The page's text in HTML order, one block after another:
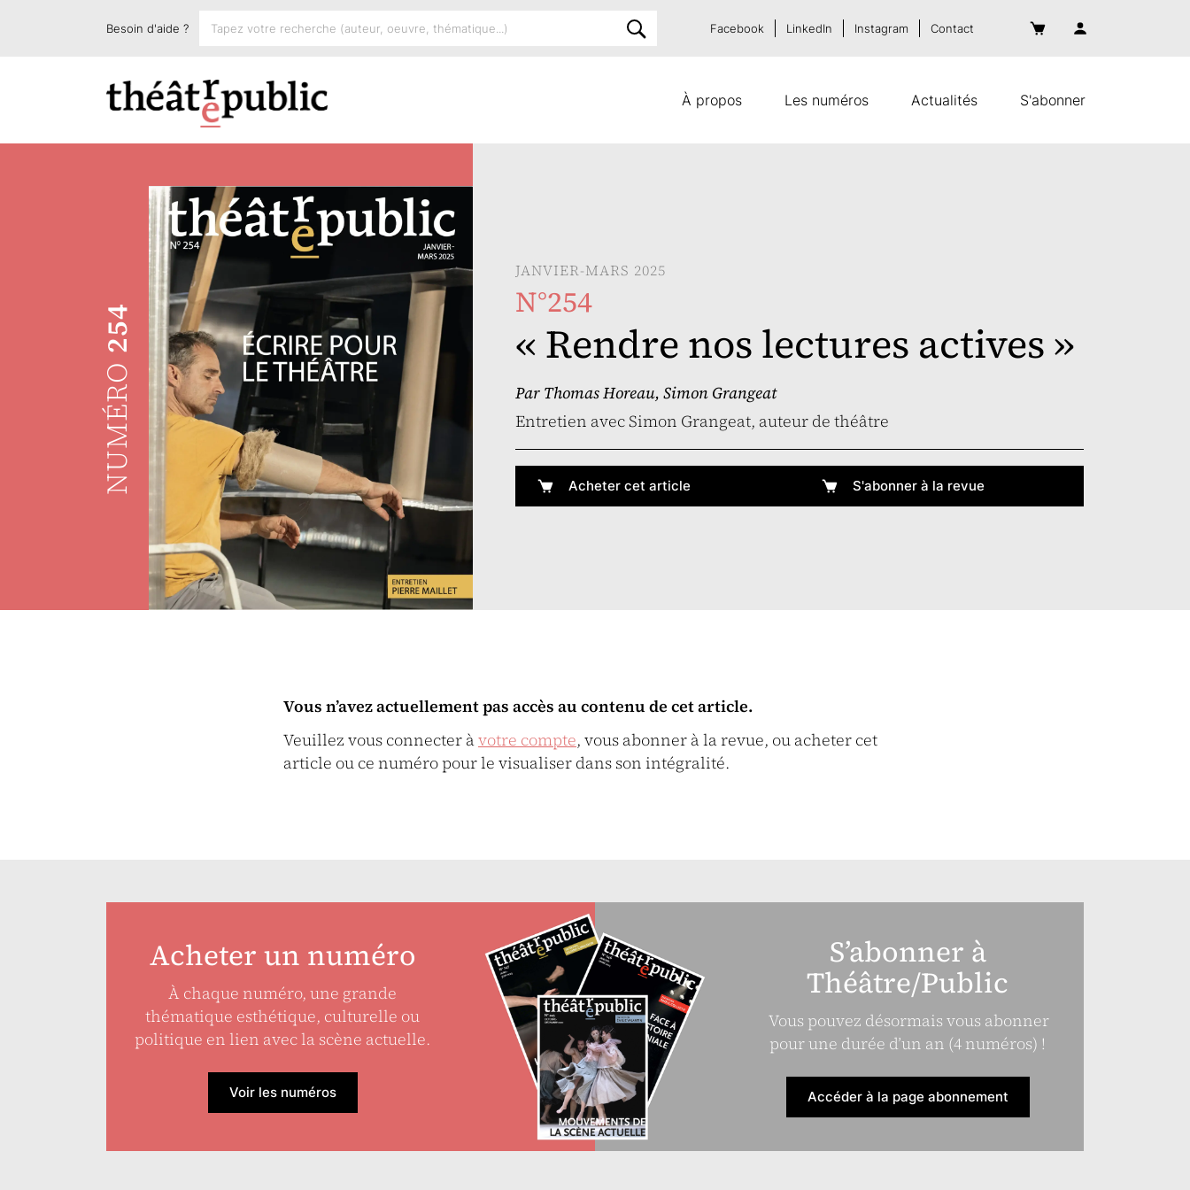
À propos Les numéros Actualités S'abonner
Besoin d'aide ? Facebook LinkedIn Instagram Contact
NUMÉRO
254
JANVIER-MARS 2025
N°254
« Rendre nos lectures actives »
Par Thomas Horeau, Simon Grangeat
Entretien avec Simon Grangeat, auteur de théâtre
Acheter cet article S'abonner à la revue
Vous n’avez actuellement pas accès au contenu de cet article.
Veuillez vous connecter àvotre compte, vous abonner à la revue, ou acheter cet
article ou ce numéro pour le visualiser dans son intégralité.
Acheter un numéro
À chaque numéro, une grande
thématique esthétique, culturelle ou
politique en lien avec la scène actuelle.
Voir les numéros
S’abonner à
Théâtre/Public
Vous pouvez désormais vous abonner
pour une durée d’un an (4 numéros) !
Accéder à la page abonnement